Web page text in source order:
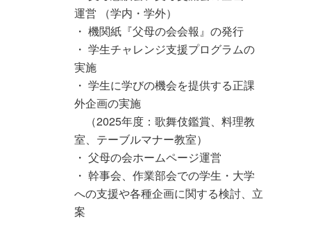
運営 （学内・学外）
・ 機関紙『父母の会会報』の発行
・ 学生チャレンジ支援プログラムの
実施
・ 学生に学びの機会を提供する正課
外企画の実施
（2025年度：歌舞伎鑑賞、料理教
室、テーブルマナー教室）
・ 父母の会ホームページ運営
・ 幹事会、作業部会での学生・大学
への支援や各種企画に関する検討、立
案